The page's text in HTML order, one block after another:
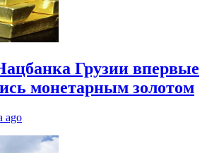
Грузии впервые
монетарным золотом
ago